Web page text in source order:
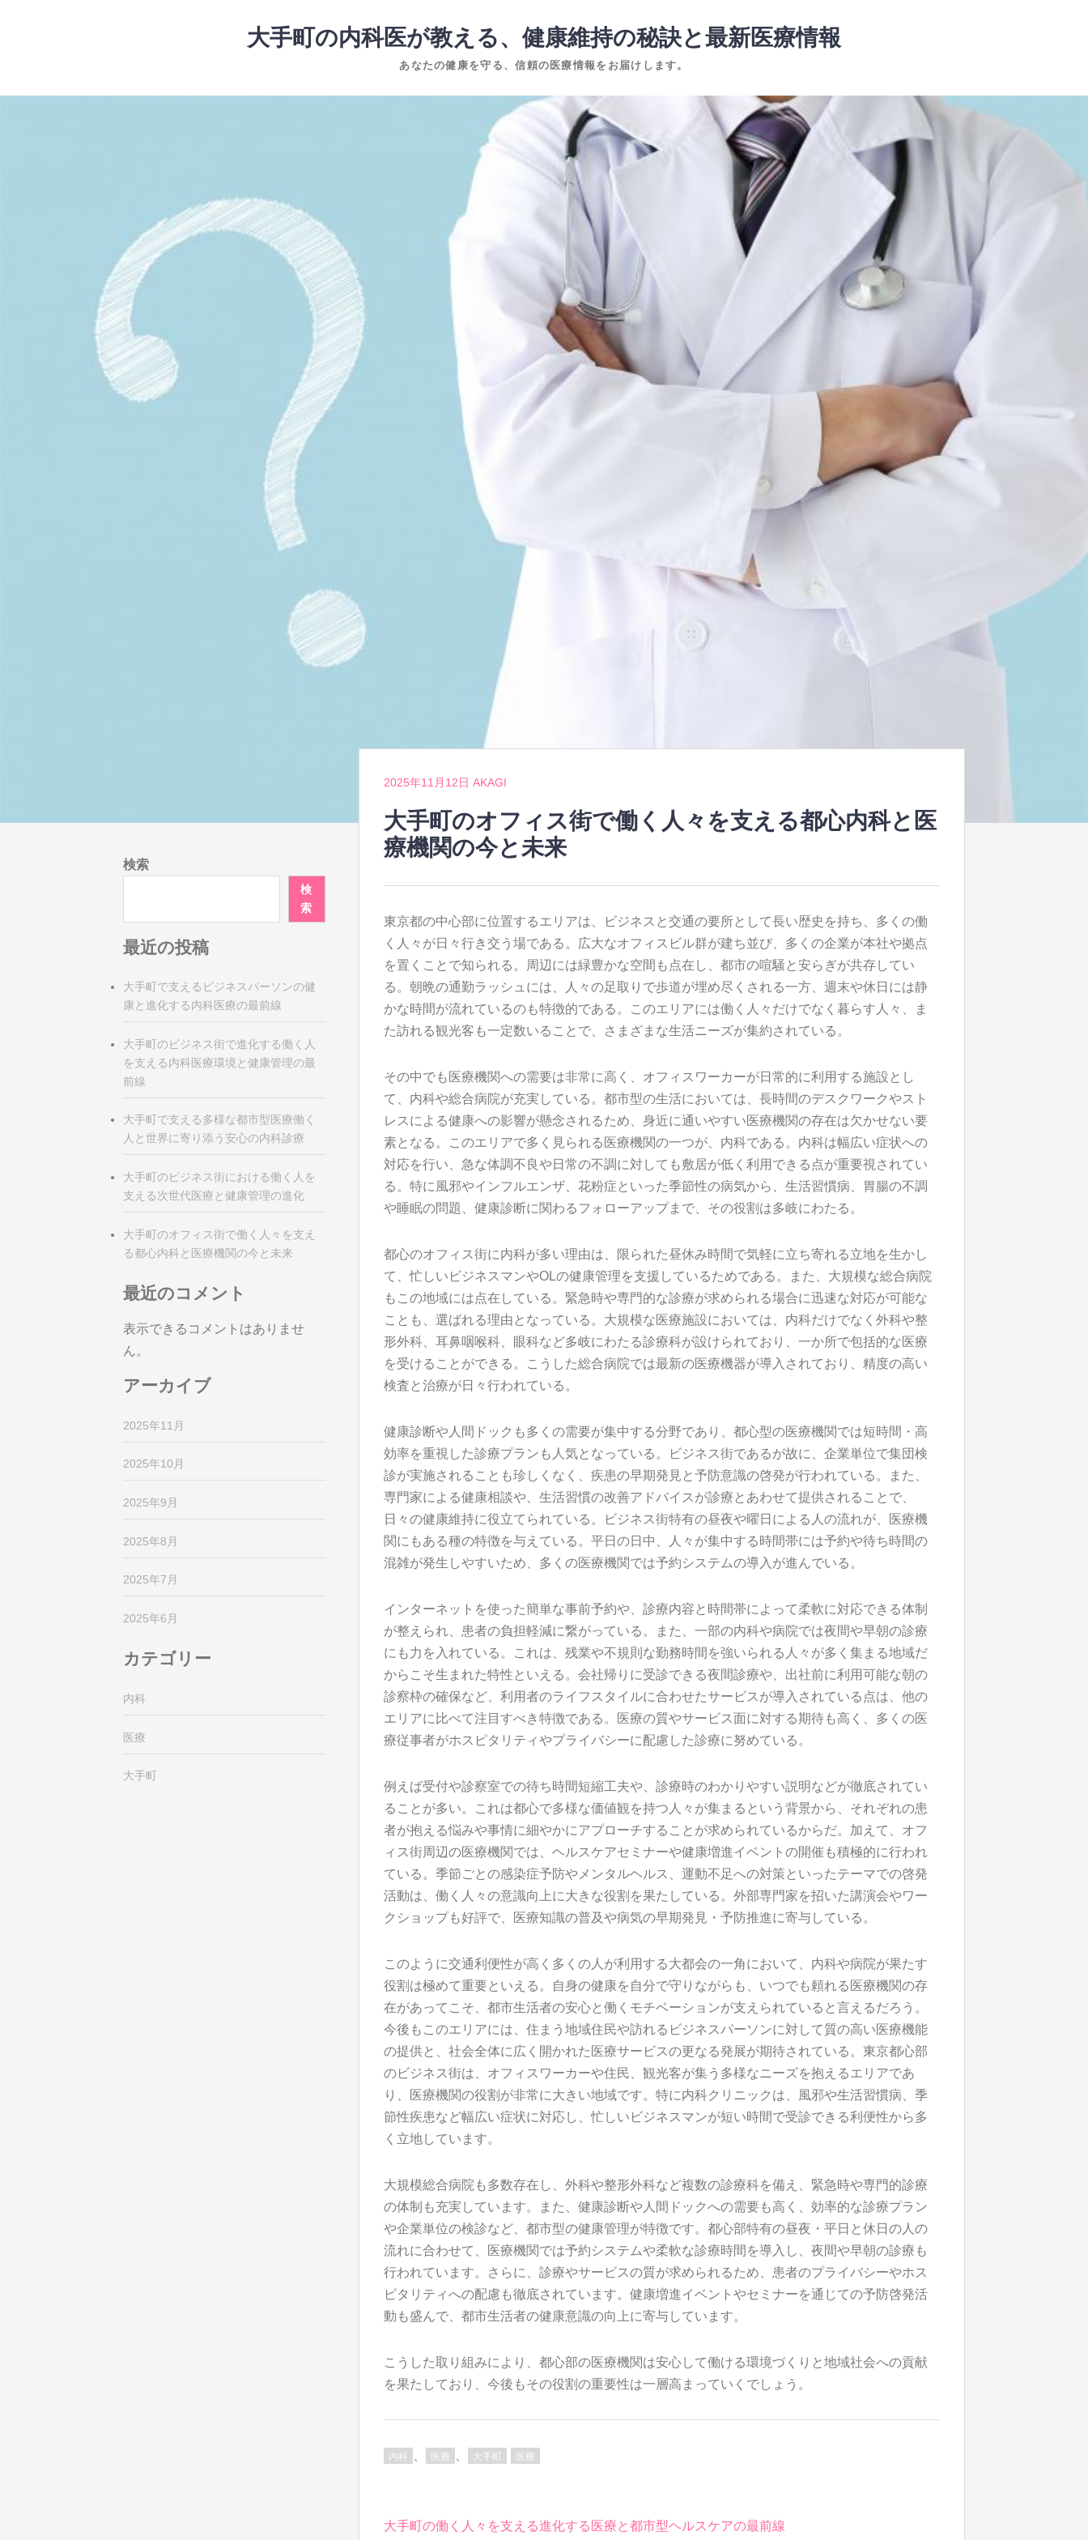
ツ
大手町の内科医が教える、健康維持の秘訣と最新医療情報
あなたの健康を守る、信頼の医療情報をお届けします。
キ
ッ
2025年11月12日 AKAGI
大手町のオフィス街で働く人々を支える都心内科と医
療機関の今と未来
東京都の中心部に位置するエリアは、ビジネスと交通の要所として長い歴史を持ち、多くの働
く人々が日々行き交う場である。
広大なオフィスビル群が建ち並び、多くの企業が本社や拠点
を置くことで知られる。周辺には緑豊かな空間も点在し、都市の喧騒と安らぎが共存してい
る。朝晩の通勤ラッシュには、人々の足取りで歩道が埋め尽くされる一方、週末や休日には静
かな時間が流れているのも特徴的である。このエリアには働く人々だけでなく暮らす人々、ま
た訪れる観光客も一定数いることで、さまざまな生活ニーズが集約されている。
その中でも医療機関への需要は非常に高く、オフィスワーカーが日常的に利用する施設とし
て、内科や総合病院が充実している。都市型の生活においては、長時間のデスクワークやスト
レスによる健康への影響が懸念されるため、身近に通いやすい医療機関の存在は欠かせない要
素となる。このエリアで多く見られる医療機関の一つが、内科である。内科は幅広い症状への
対応を行い、急な体調不良や日常の不調に対しても敷居が低く利用できる点が重要視されてい
る。特に風邪やインフルエンザ、花粉症といった季節性の病気から、生活習慣病、胃腸の不調
や睡眠の問題、健康診断に関わるフォローアップまで、その役割は多岐にわたる。
都心のオフィス街に内科が多い理由は、限られた昼休み時間で気軽に立ち寄れる立地を生かし
て、忙しいビジネスマンやOLの健康管理を支援しているためである。また、大規模な総合病院
もこの地域には点在している。緊急時や専門的な診療が求められる場合に迅速な対応が可能な
ことも、選ばれる理由となっている。大規模な医療施設においては、内科だけでなく外科や整
形外科、耳鼻咽喉科、眼科など多岐にわたる診療科が設けられており、一か所で包括的な医療
を受けることができる。こうした総合病院では最新の医療機器が導入されており、精度の高い
検査と治療が日々行われている。
健康診断や人間ドックも多くの需要が集中する分野であり、都心型の医療機関では短時間・高
効率を重視した診療プランも人気となっている。ビジネス街であるが故に、企業単位で集団検
診が実施されることも珍しくなく、疾患の早期発見と予防意識の啓発が行われている。また、
専門家による健康相談や、生活習慣の改善アドバイスが診療とあわせて提供されることで、
日々の健康維持に役立てられている。ビジネス街特有の昼夜や曜日による人の流れが、医療機
関にもある種の特徴を与えている。平日の日中、人々が集中する時間帯には予約や待ち時間の
混雑が発生しやすいため、多くの医療機関では予約システムの導入が進んでいる。
インターネットを使った簡単な事前予約や、診療内容と時間帯によって柔軟に対応できる体制
が整えられ、患者の負担軽減に繋がっている。また、一部の内科や病院では夜間や早朝の診療
にも力を入れている。これは、残業や不規則な勤務時間を強いられる人々が多く集まる地域だ
からこそ生まれた特性といえる。会社帰りに受診できる夜間診療や、出社前に利用可能な朝の
診察枠の確保など、利用者のライフスタイルに合わせたサービスが導入されている点は、他の
エリアに比べて注目すべき特徴である。医療の質やサービス面に対する期待も高く、多くの医
療従事者がホスピタリティやプライバシーに配慮した診療に努めている。
例えば受付や診察室での待ち時間短縮工夫や、診療時のわかりやすい説明などが徹底されてい
ることが多い。これは都心で多様な価値観を持つ人々が集まるという背景から、それぞれの患
者が抱える悩みや事情に細やかにアプローチすることが求められているからだ。加えて、オフ
ィス街周辺の医療機関では、ヘルスケアセミナーや健康増進イベントの開催も積極的に行われ
ている。季節ごとの感染症予防やメンタルヘルス、運動不足への対策といったテーマでの啓発
活動は、働く人々の意識向上に大きな役割を果たしている。外部専門家を招いた講演会やワー
クショップも好評で、医療知識の普及や病気の早期発見・予防推進に寄与している。
このように交通利便性が高く多くの人が利用する大都会の一角において、内科や病院が果たす
役割は極めて重要といえる。自身の健康を自分で守りながらも、いつでも頼れる医療機関の存
在があってこそ、都市生活者の安心と働くモチベーションが支えられていると言えるだろう。
今後もこのエリアには、住まう地域住民や訪れるビジネスパーソンに対して質の高い医療機能
の提供と、社会全体に広く開かれた医療サービスの更なる発展が期待されている。東京都心部
のビジネス街は、オフィスワーカーや住民、観光客が集う多様なニーズを抱えるエリアであ
り、医療機関の役割が非常に大きい地域です。特に内科クリニックは、風邪や生活習慣病、季
節性疾患など幅広い症状に対応し、忙しいビジネスマンが短い時間で受診できる利便性から多
く立地しています。
大規模総合病院も多数存在し、外科や整形外科など複数の診療科を備え、緊急時や専門的診療
の体制も充実しています。また、健康診断や人間ドックへの需要も高く、効率的な診療プラン
や企業単位の検診など、都市型の健康管理が特徴です。都心部特有の昼夜・平日と休日の人の
流れに合わせて、医療機関では予約システムや柔軟な診療時間を導入し、夜間や早朝の診療も
行われています。さらに、診療やサービスの質が求められるため、患者のプライバシーやホス
ピタリティへの配慮も徹底されています。健康増進イベントやセミナーを通じての予防啓発活
動も盛んで、都市生活者の健康意識の向上に寄与しています。
こうした取り組みにより、都心部の医療機関は安心して働ける環境づくりと地域社会への貢献
を果たしており、今後もその役割の重要性は一層高まっていくでしょう。
内科 医療 大手町 医療
投
大手町の働く人々を支える進化する医療と都市型ヘルスケアの最前線
検索
検
索
最近の投稿
大手町で支えるビジネスパーソンの健
康と進化する内科医療の最前線
大手町のビジネス街で進化する働く人
を支える内科医療環境と健康管理の最
前線
大手町で支える多様な都市型医療働く
人と世界に寄り添う安心の内科診療
大手町のビジネス街における働く人を
支える次世代医療と健康管理の進化
大手町のオフィス街で働く人々を支え
る都心内科と医療機関の今と未来
最近のコメント
表示できるコメントはありませ
ん。
アーカイブ
2025年11月
2025年10月
2025年9月
2025年8月
2025年7月
2025年6月
カテゴリー
内科
医療
大手町